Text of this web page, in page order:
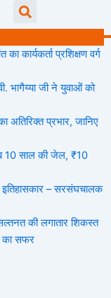
कार्यकर्ता प्रशिक्षण वर्ग
भागैय्या जी ने युवाओं को
अतिरिक्त प्रभार, जानिए
10 साल की जेल, ₹10
इतिहासकार – सरसंघचालक
की लगातार शिकस्त
का सफर